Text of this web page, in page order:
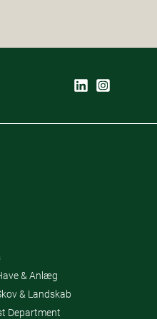
& Anlæg
& Landskab
Department